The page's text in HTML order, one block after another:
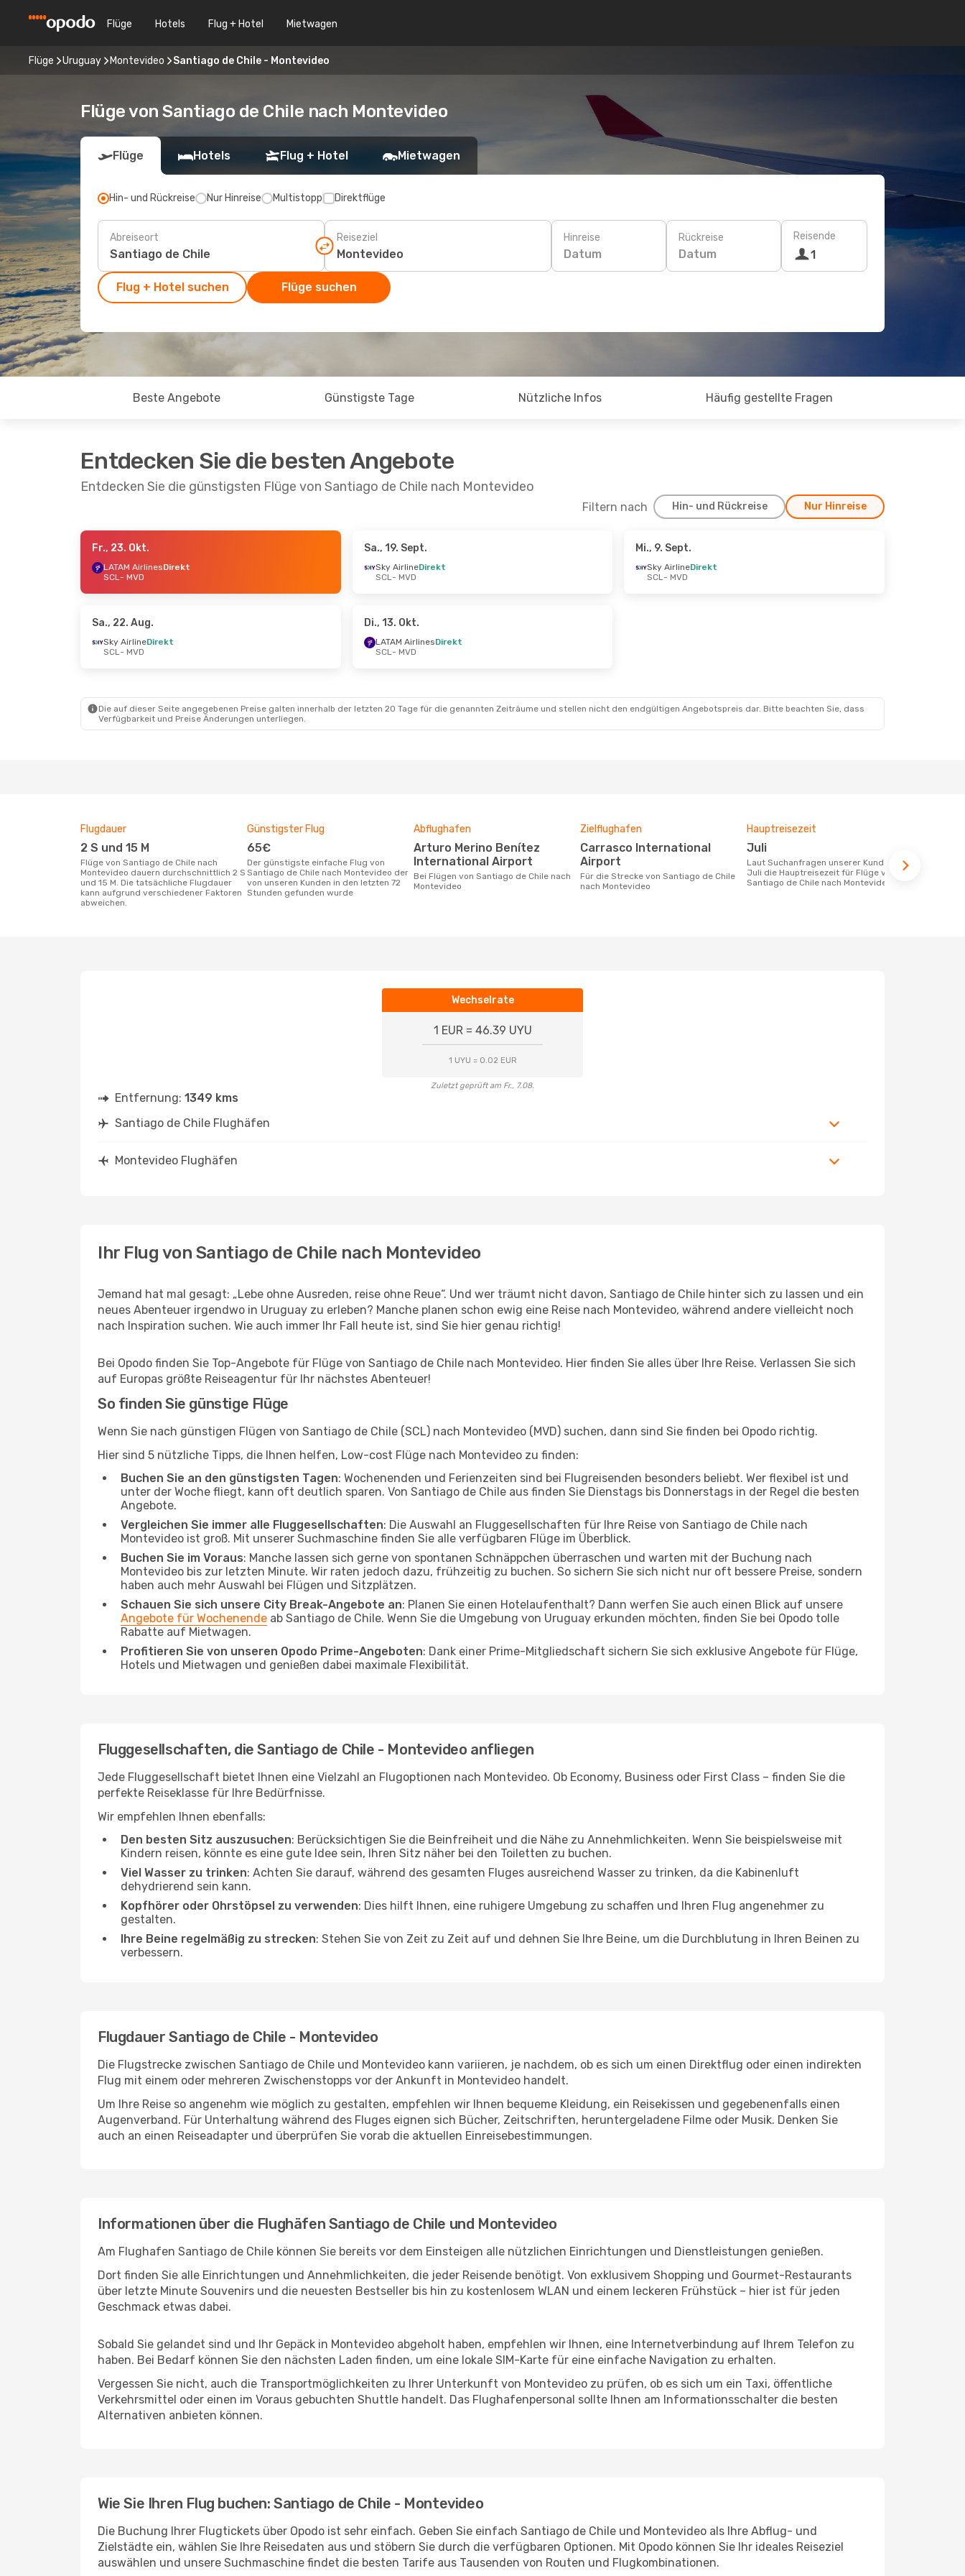
Flüge Hotels Flug + Hotel Mietwagen
Flüge Uruguay Montevideo Santiago de Chile - Montevideo
Flüge von Santiago de Chile nach Montevideo
Flüge Hotels Flug + Hotel Mietwagen
Hin- und Rückreise Nur Hinreise Multistopp Direktflüge
Abreiseort Reiseziel Hinreise
Datum
Rückreise
Datum
Reisende
1
Flug + Hotel suchen Flüge suchen
Beste Angebote Günstigste Tage Nützliche Infos Häufig gestellte Fragen
Entdecken Sie die besten Angebote
Entdecken Sie die günstigsten Flüge von Santiago de Chile nach Montevideo
Filtern nach Hin- und Rückreise Nur Hinreise
- Mo., 7. Sept.
Aerolineas Argentinas
1 Zwischenstopp
Direkt
Fr., 23. Okt.
LATAM AirlinesDirekt
SCL- MVD
Sa., 19. Sept.
Sky AirlineDirekt
SCL- MVD
Mi., 9. Sept.
Sky AirlineDirekt
SCL- MVD
Sa., 22. Aug.
Sky AirlineDirekt
SCL- MVD
Di., 13. Okt.
LATAM AirlinesDirekt
SCL- MVD
Die auf dieser Seite angegebenen Preise galten innerhalb der letzten 20 Tage für die genannten Zeiträume und stellen nicht den endgültigen Angebotspreis dar. Bitte beachten Sie, dass
Verfügbarkeit und Preise Änderungen unterliegen.
Flugdauer
2 S und 15 M
Flüge von Santiago de Chile nach
Montevideo dauern durchschnittlich 2 S
und 15 M. Die tatsächliche Flugdauer
kann aufgrund verschiedener Faktoren
abweichen.
Günstigster Flug
65€
Der günstigste einfache Flug von
Santiago de Chile nach Montevideo der
von unseren Kunden in den letzten 72
Stunden gefunden wurde
Abflughafen
Arturo Merino Benítez
International Airport
Bei Flügen von Santiago de Chile nach
Montevideo
Zielflughafen
Carrasco International
Airport
Für die Strecke von Santiago de Chile
nach Montevideo
Hauptreisezeit
Juli
Laut Suchanfragen unserer Kunden ist
Juli die Hauptreisezeit für Flüge von
Santiago de Chile nach Montevideo
Wechselrate
1 EUR = 46.39 UYU
1 UYU = 0.02 EUR
Zuletzt geprüft am Fr., 7.08.
Entfernung: 1349 kms
Santiago de Chile Flughäfen
Montevideo Flughäfen
Ihr Flug von Santiago de Chile nach Montevideo
Jemand hat mal gesagt: „Lebe ohne Ausreden, reise ohne Reue“. Und wer träumt nicht davon, Santiago de Chile hinter sich zu lassen und ein
neues Abenteuer irgendwo in Uruguay zu erleben? Manche planen schon ewig eine Reise nach Montevideo, während andere vielleicht noch
nach Inspiration suchen. Wie auch immer Ihr Fall heute ist, sind Sie hier genau richtig!
Bei Opodo finden Sie Top-Angebote für Flüge von Santiago de Chile nach Montevideo. Hier finden Sie alles über Ihre Reise. Verlassen Sie sich
auf Europas größte Reiseagentur für Ihr nächstes Abenteuer!
So finden Sie günstige Flüge
Wenn Sie nach günstigen Flügen von Santiago de Chile (SCL) nach Montevideo (MVD) suchen, dann sind Sie finden bei Opodo richtig.
Hier sind 5 nützliche Tipps, die Ihnen helfen, Low-cost Flüge nach Montevideo zu finden:
Buchen Sie an den günstigsten Tagen: Wochenenden und Ferienzeiten sind bei Flugreisenden besonders beliebt. Wer flexibel ist und
unter der Woche fliegt, kann oft deutlich sparen. Von Santiago de Chile aus finden Sie Dienstags bis Donnerstags in der Regel die besten
Angebote.
Vergleichen Sie immer alle Fluggesellschaften: Die Auswahl an Fluggesellschaften für Ihre Reise von Santiago de Chile nach
Montevideo ist groß. Mit unserer Suchmaschine finden Sie alle verfügbaren Flüge im Überblick.
Buchen Sie im Voraus: Manche lassen sich gerne von spontanen Schnäppchen überraschen und warten mit der Buchung nach
Montevideo bis zur letzten Minute. Wir raten jedoch dazu, frühzeitig zu buchen. So sichern Sie sich nicht nur oft bessere Preise, sondern
haben auch mehr Auswahl bei Flügen und Sitzplätzen.
Schauen Sie sich unsere City Break-Angebote an: Planen Sie einen Hotelaufenthalt? Dann werfen Sie auch einen Blick auf unsere
Angebote für Wochenende ab Santiago de Chile. Wenn Sie die Umgebung von Uruguay erkunden möchten, finden Sie bei Opodo tolle
Rabatte auf Mietwagen.
Profitieren Sie von unseren Opodo Prime-Angeboten: Dank einer Prime-Mitgliedschaft sichern Sie sich exklusive Angebote für Flüge,
Hotels und Mietwagen und genießen dabei maximale Flexibilität.
Fluggesellschaften, die Santiago de Chile - Montevideo anfliegen
Jede Fluggesellschaft bietet Ihnen eine Vielzahl an Flugoptionen nach Montevideo. Ob Economy, Business oder First Class – finden Sie die
perfekte Reiseklasse für Ihre Bedürfnisse.
Wir empfehlen Ihnen ebenfalls:
Den besten Sitz auszusuchen: Berücksichtigen Sie die Beinfreiheit und die Nähe zu Annehmlichkeiten. Wenn Sie beispielsweise mit
Kindern reisen, könnte es eine gute Idee sein, Ihren Sitz näher bei den Toiletten zu buchen.
Viel Wasser zu trinken: Achten Sie darauf, während des gesamten Fluges ausreichend Wasser zu trinken, da die Kabinenluft
dehydrierend sein kann.
Kopfhörer oder Ohrstöpsel zu verwenden: Dies hilft Ihnen, eine ruhigere Umgebung zu schaffen und Ihren Flug angenehmer zu
gestalten.
Ihre Beine regelmäßig zu strecken: Stehen Sie von Zeit zu Zeit auf und dehnen Sie Ihre Beine, um die Durchblutung in Ihren Beinen zu
verbessern.
Flugdauer Santiago de Chile - Montevideo
Die Flugstrecke zwischen Santiago de Chile und Montevideo kann variieren, je nachdem, ob es sich um einen Direktflug oder einen indirekten
Flug mit einem oder mehreren Zwischenstopps vor der Ankunft in Montevideo handelt.
Um Ihre Reise so angenehm wie möglich zu gestalten, empfehlen wir Ihnen bequeme Kleidung, ein Reisekissen und gegebenenfalls einen
Augenverband. Für Unterhaltung während des Fluges eignen sich Bücher, Zeitschriften, heruntergeladene Filme oder Musik. Denken Sie
auch an einen Reiseadapter und überprüfen Sie vorab die aktuellen Einreisebestimmungen.
Informationen über die Flughäfen Santiago de Chile und Montevideo
Am Flughafen Santiago de Chile können Sie bereits vor dem Einsteigen alle nützlichen Einrichtungen und Dienstleistungen genießen.
Dort finden Sie alle Einrichtungen und Annehmlichkeiten, die jeder Reisende benötigt. Von exklusivem Shopping und Gourmet-Restaurants
über letzte Minute Souvenirs und die neuesten Bestseller bis hin zu kostenlosem WLAN und einem leckeren Frühstück – hier ist für jeden
Geschmack etwas dabei.
Sobald Sie gelandet sind und Ihr Gepäck in Montevideo abgeholt haben, empfehlen wir Ihnen, eine Internetverbindung auf Ihrem Telefon zu
haben. Bei Bedarf können Sie den nächsten Laden finden, um eine lokale SIM-Karte für eine einfache Navigation zu erhalten.
Vergessen Sie nicht, auch die Transportmöglichkeiten zu Ihrer Unterkunft von Montevideo zu prüfen, ob es sich um ein Taxi, öffentliche
Verkehrsmittel oder einen im Voraus gebuchten Shuttle handelt. Das Flughafenpersonal sollte Ihnen am Informationsschalter die besten
Alternativen anbieten können.
Wie Sie Ihren Flug buchen: Santiago de Chile - Montevideo
Die Buchung Ihrer Flugtickets über Opodo ist sehr einfach. Geben Sie einfach Santiago de Chile und Montevideo als Ihre Abflug- und
Zielstädte ein, wählen Sie Ihre Reisedaten aus und stöbern Sie durch die verfügbaren Optionen. Mit Opodo können Sie Ihr ideales Reiseziel
auswählen und unsere Suchmaschine findet die besten Tarife aus Tausenden von Routen und Flugkombinationen.